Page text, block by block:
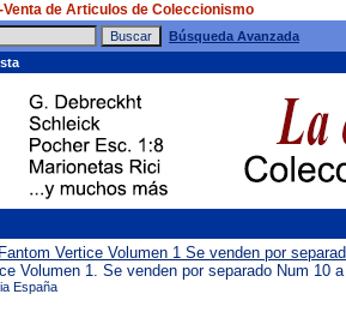
de Articulos de Coleccionismo
Búsqueda Avanzada
Fantom Vertice Volumen 1 Se venden por
Volumen 1. Se venden por separado Num 10
España